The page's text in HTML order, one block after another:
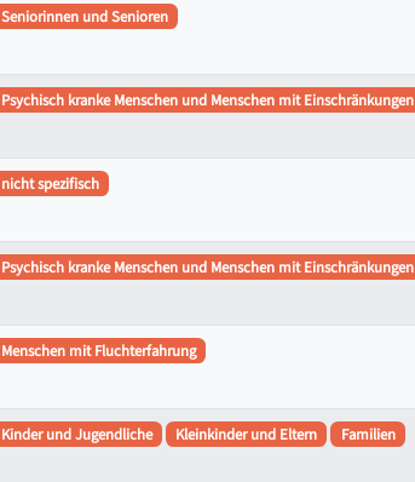
Seniorinnen und Senioren
Psychisch kranke Menschen und Menschen mit Einschränkungen
nicht spezifisch
Psychisch kranke Menschen und Menschen mit Einschränkungen
Menschen mit Fluchterfahrung
Kinder und Jugendliche Kleinkinder und Eltern Familien